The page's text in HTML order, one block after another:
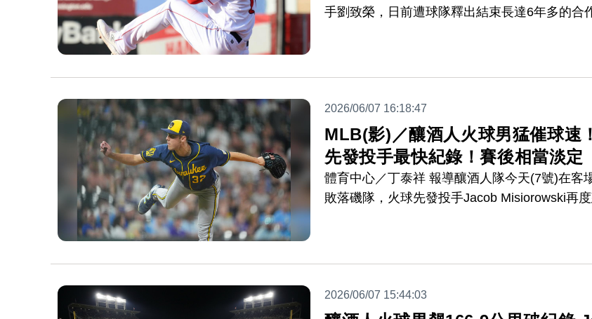
手劉致榮，日前遭球隊釋出結束長達6年多的合
2026/06/07 16:18:47
MLB(影)／釀酒人火球男猛催球速
先發投手最快紀錄！賽後相當淡定
體育中心／丁泰祥 報導釀酒人隊今天(7號)在客
敗落磯隊，火球先發投手Jacob Misiorowski再
2026/06/07 15:44:03